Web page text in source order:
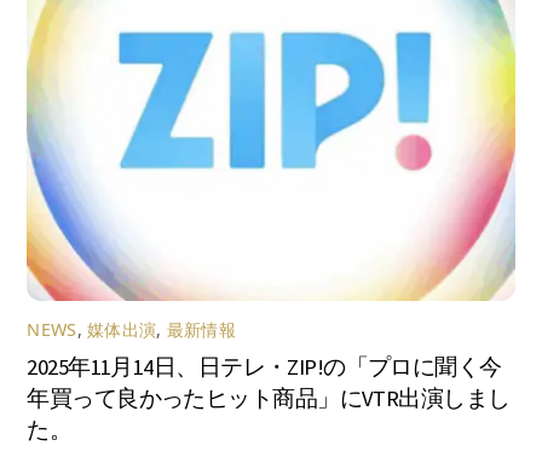
NEWS,媒体出演, 最新情報
2025年11月14日、日テレ・ZIP!の「プロに聞く今
年買って良かったヒット商品」にVTR出演しまし
た。